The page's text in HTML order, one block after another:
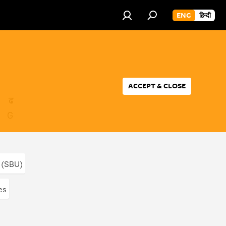
ENG हिन्दी
ACCEPT & CLOSE
(SBU)